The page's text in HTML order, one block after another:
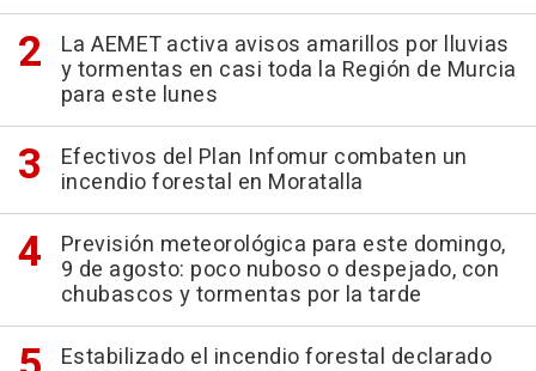
La AEMET activa avisos amarillos por lluvias
y tormentas en casi toda la Región de Murcia
para este lunes
Efectivos del Plan Infomur combaten un
incendio forestal en Moratalla
Previsión meteorológica para este domingo,
9 de agosto: poco nuboso o despejado, con
chubascos y tormentas por la tarde
Estabilizado el incendio forestal declarado